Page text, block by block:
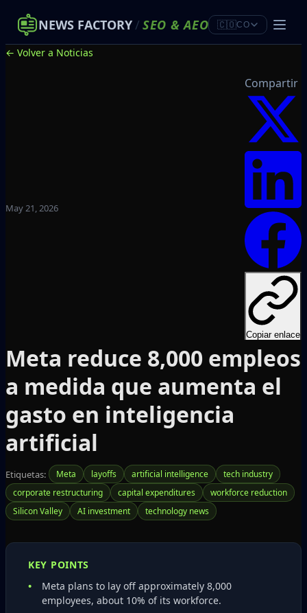
NEWS FACTORY/ SEO &AEO 🇨🇴CO
← Volver a Noticias
May 21, 2026
Compartir
Copiar enlace
Meta reduce 8,000 empleos
a medida que aumenta el
gasto en inteligencia
artificial
Etiquetas: Meta layoffs artificial intelligence
tech industry
corporate restructuring
capital expenditures
workforce reduction
Silicon Valley
AI investment technology news
KEY POINTS
Meta plans to lay off approximately 8,000
employees, about 10% of its workforce.